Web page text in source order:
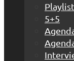
5+5